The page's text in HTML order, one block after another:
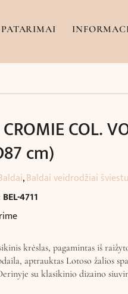
PATARIMAI
COL.
cm)
,Baldai veidrodžiai
BEL-4711
krėslas, pagamintas iš
aptrauktas Lotoso žalios
su klasikinio dizaino